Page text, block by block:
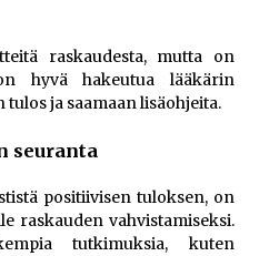
raskaudesta, mutta on
hyvä hakeutua lääkärin
ja saamaan lisäohjeita.
seuranta
positiivisen tuloksen, on
raskauden vahvistamiseksi.
tutkimuksia, kuten